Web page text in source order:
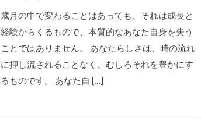
歳月の中で変わることはあっても、それは成長と
経験からくるもので、本質的なあなた自身を失う
ことではありません。 あなたらしさは、時の流れ
に押し流されることなく、むしろそれを豊かにす
るものです。 あなた自 […]